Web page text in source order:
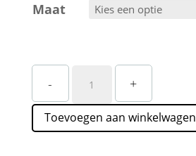
Maat
-
Bomberjack
Dames
Straatstijl
–
+
Toevoegen aan winkelwagen